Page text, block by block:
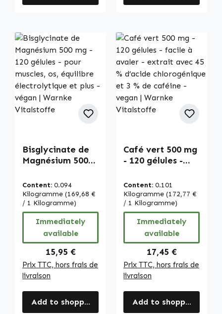
Bisglycinate de
Magnésium 500
pour muscles, os,
équilibre
électrolytique et
plus - végan |
Warnke
Vitalstoffe
Content: 0.094
Kilogramme (169,68 €
/ 1 Kilogramme)
Immediately
available
Regular price:
15,95 €
Prix TTC, hors frais de
livraison
Add to shopping cart
Café vert 500 mg
- 120 gélules -
extrait avec 45 %
d’acide
chlorogénique et
3 % de caféine -
vegan | Warnke
Vitalstoffe
Content: 0.101
Kilogramme (172,77 €
/ 1 Kilogramme)
Immediately
available
Regular price:
17,45 €
Prix TTC, hors frais de
livraison
Add to shopping cart